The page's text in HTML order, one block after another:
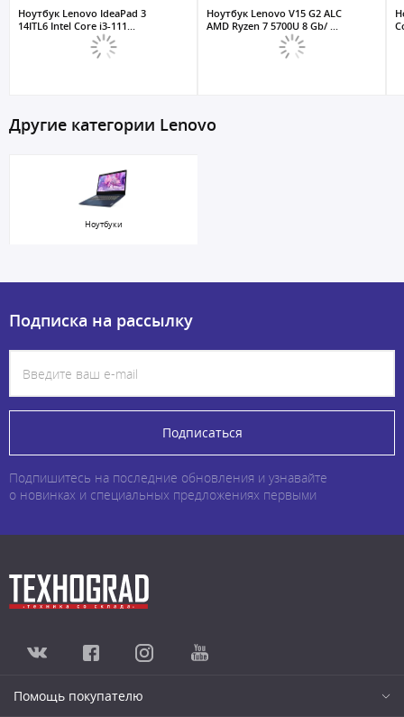
Ноутбук Lenovo IdeaPad 3
14ITL6 Intel Core i3-111...
Ноутбук Lenovo V15 G2 ALC
AMD Ryzen 7 5700U 8 Gb/ ...
Другие категории Lenovo
Ноутбуки
Подписка на рассылку
Подписаться
Подпишитесь на последние обновления и узнавайте
о новинках и специальных предложениях первыми
Помощь покупателю